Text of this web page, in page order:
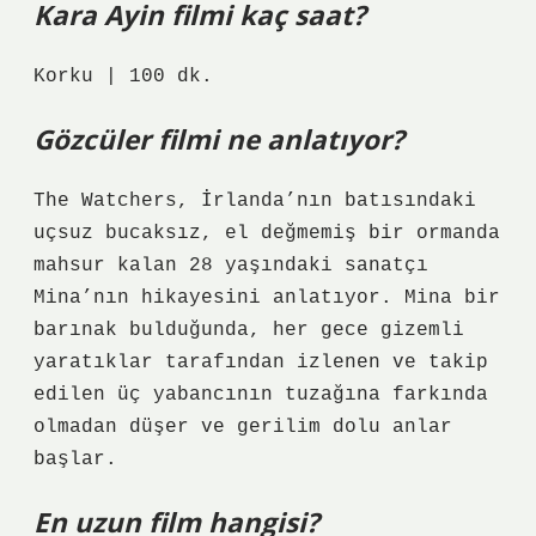
Kara Ayin filmi kaç saat?
Korku | 100 dk.
Gözcüler filmi ne anlatıyor?
The Watchers, İrlanda’nın batısındaki
uçsuz bucaksız, el değmemiş bir ormanda
mahsur kalan 28 yaşındaki sanatçı
Mina’nın hikayesini anlatıyor. Mina bir
barınak bulduğunda, her gece gizemli
yaratıklar tarafından izlenen ve takip
edilen üç yabancının tuzağına farkında
olmadan düşer ve gerilim dolu anlar
başlar.
En uzun film hangisi?